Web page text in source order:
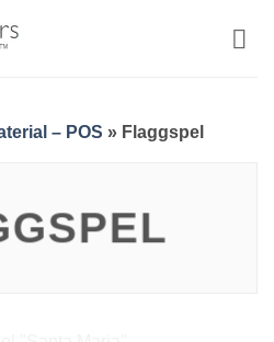
– POS » Flaggspel